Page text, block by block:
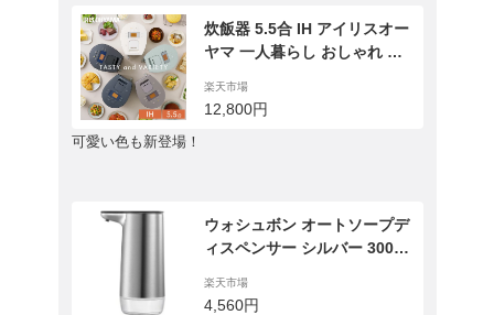
炊飯器 5.5合 IH アイリスオー
ヤマ 一人暮らし おしゃれ デ
ック ホワイト 炊飯器 炊飯ジ
ャー 炊飯 ジャー IH ih 5.5合
楽天市場
12,800円
可愛い色も新登場！
ウォシュボン オートソープデ
ィスペンサー シルバー 300m
触 ノータッチ
楽天市場
4,560円